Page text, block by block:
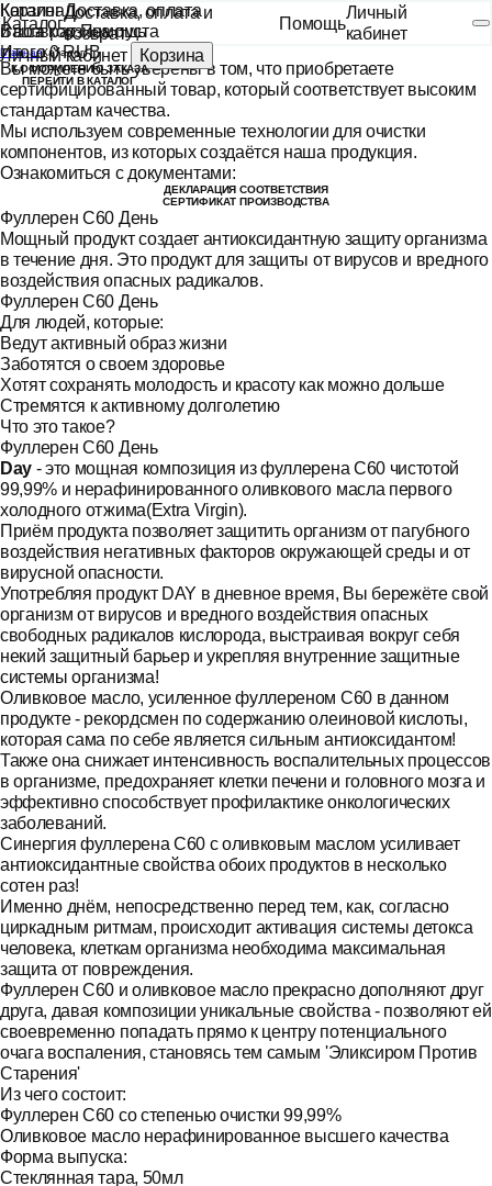
КаталогДоставка, оплата
и возвратПомощь
Личный кабинет
Корзина
Корзина
Ваша корзина пуста
Итого 0 RUB
К ОФОРМЛЕНИЮ ЗАКАЗА
ПЕРЕЙТИ В КАТАЛОГ
Каталог
Доставка, оплата и
возврат
Помощь
Личный
кабинет
ГлавнаяКаталог
Вы можете быть уверены в том, что приобретаете
сертифицированный товар, который соответствует высоким
стандартам качества.
Мы используем современные технологии для очистки
компонентов, из которых создаётся наша продукция.
Ознакомиться с документами:
ДЕКЛАРАЦИЯ СООТВЕТСТВИЯ
СЕРТИФИКАТ ПРОИЗВОДСТВА
Фуллерен С60 День
Мощный продукт создает антиоксидантную защиту организма
в течение дня. Это продукт для защиты от вирусов и вредного
воздействия опасных радикалов.
Фуллерен С60 День
Для людей, которые:
Ведут активный образ жизни
Заботятся о своем здоровье
Хотят сохранять молодость и красоту как можно дольше
Стремятся к активному долголетию
Что это такое?
Фуллерен С60 День
Day - это мощная композиция из фуллерена С60 чистотой
99,99% и нерафинированного оливкового масла первого
холодного отжима(Extra Virgin).
Приём продукта позволяет защитить организм от пагубного
воздействия негативных факторов окружающей среды и от
вирусной опасности.
Употребляя продукт DAY в дневное время, Вы бережёте свой
организм от вирусов и вредного воздействия опасных
свободных радикалов кислорода, выстраивая вокруг себя
некий защитный барьер и укрепляя внутренние защитные
системы организма!
Оливковое масло, усиленное фуллереном С60 в данном
продукте - рекордсмен по содержанию олеиновой кислоты,
которая сама по себе является сильным антиоксидантом!
Также она снижает интенсивность воспалительных процессов
в организме, предохраняет клетки печени и головного мозга и
эффективно способствует профилактике онкологических
заболеваний.
Синергия фуллерена С60 с оливковым маслом усиливает
антиоксидантные свойства обоих продуктов в несколько
сотен раз!
Именно днём, непосредственно перед тем, как, согласно
циркадным ритмам, происходит активация системы детокса
человека, клеткам организма необходима максимальная
защита от повреждения.
Фуллерен С60 и оливковое масло прекрасно дополняют друг
друга, давая композиции уникальные свойства - позволяют ей
своевременно попадать прямо к центру потенциального
очага воспаления, становясь тем самым 'Эликсиром Против
Старения'
Из чего состоит:
Фуллерен С60 со степенью очистки 99,99%
Оливковое масло нерафинированное высшего качества
Форма выпуска:
Стеклянная тара, 50мл